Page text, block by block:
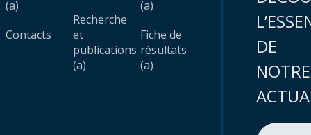
(a)
Contacts
Recherche
et
publications
(a)
(a)
Fiche de
résultats
(a)
DE
NOTRE